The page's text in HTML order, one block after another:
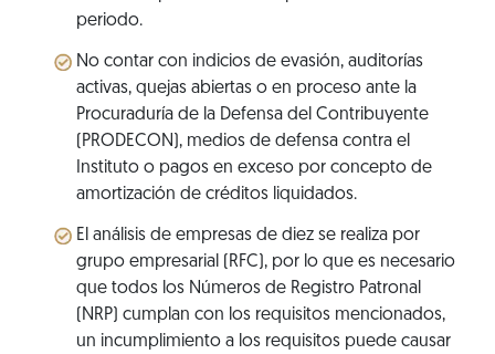
periodo.
No contar con indicios de evasión, auditorías
activas, quejas abiertas o en proceso ante la
Procuraduría de la Defensa del Contribuyente
(PRODECON), medios de defensa contra el
Instituto o pagos en exceso por concepto de
amortización de créditos liquidados.
El análisis de empresas de diez se realiza por
grupo empresarial (RFC), por lo que es necesario
que todos los Números de Registro Patronal
(NRP) cumplan con los requisitos mencionados,
un incumplimiento a los requisitos puede causar